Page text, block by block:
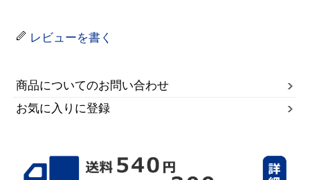
レビューを書く
商品についてのお問い合わせ
お気に入りに登録